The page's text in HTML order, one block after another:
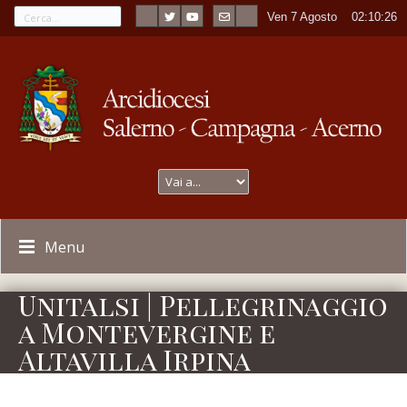
Ven 7 Agosto ----02:10:26
Menu
Unitalsi | Pellegrinaggio
a Montevergine e
Altavilla Irpina